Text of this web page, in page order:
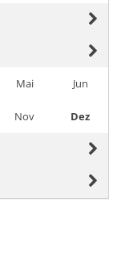
Mai Jun
Nov Dez